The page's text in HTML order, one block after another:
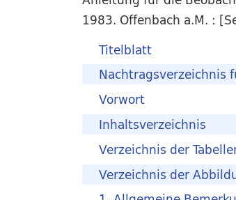
1983. Offenbach a.M. :
Titelblatt
Nachtragsverzeichnis
Vorwort
Inhaltsverzeichnis
Verzeichnis der
Verzeichnis der